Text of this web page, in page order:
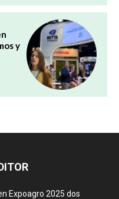
y
Expoagro 2025 dos